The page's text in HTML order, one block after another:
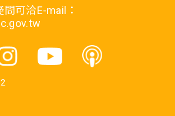
可洽E-mail：